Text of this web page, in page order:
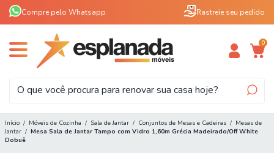
Compre pelo Whatsapp Rastreie seu pedido
0
Início / Móveis de Cozinha / Sala de Jantar / Conjuntos de Mesas e Cadeiras / Mesas de
Jantar / Mesa Sala de Jantar Tampo com Vidro 1,60m Grécia Madeirado/Off White
Dobuê